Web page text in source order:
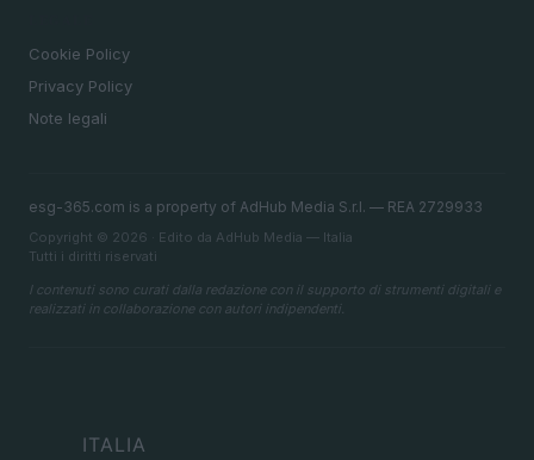
Cookie Policy
Privacy Policy
Note legali
esg-365.com is a property of AdHub Media S.r.l. — REA 2729933
Copyright © 2026 · Edito da AdHub Media — Italia
Tutti i diritti riservati
I contenuti sono curati dalla redazione con il supporto di strumenti digitali e
realizzati in collaborazione con autori indipendenti.
ITALIA